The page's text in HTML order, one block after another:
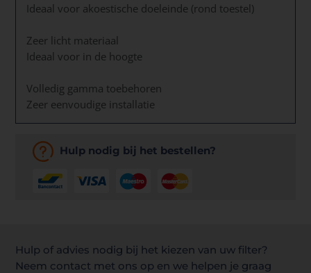
Ideaal voor akoestische doeleinde (rond toestel)
Zeer licht materiaal
Ideaal voor in de hoogte
Volledig gamma toebehoren
Zeer eenvoudige installatie
Hulp nodig bij het bestellen?
Hulp of advies nodig bij het kiezen van uw filter?
Neem contact met ons op en we helpen je graag